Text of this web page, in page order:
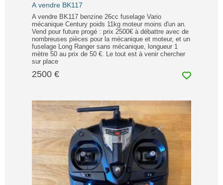
A vendre BK117
A vendre BK117 benzine 26cc fuselage Vario
mécanique Century poids 11kg moteur moins d'un an.
Vend pour future progé : prix 2500€ à débattre avec de
nombreuses pièces pour la mécanique et moteur, et un
fuselage Long Ranger sans mécanique, longueur 1
mètre 50 au prix de 50 €. Le tout est à venir chercher
sur place
2500 €